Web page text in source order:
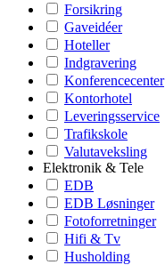
Forsikring
Gaveidéer
Hoteller
Indgravering
Konferencecenter
Kontorhotel
Leveringsservice
Trafikskole
Valutaveksling
Elektronik & Tele
EDB
EDB Løsninger
Fotoforretninger
Hifi & Tv
Husholding